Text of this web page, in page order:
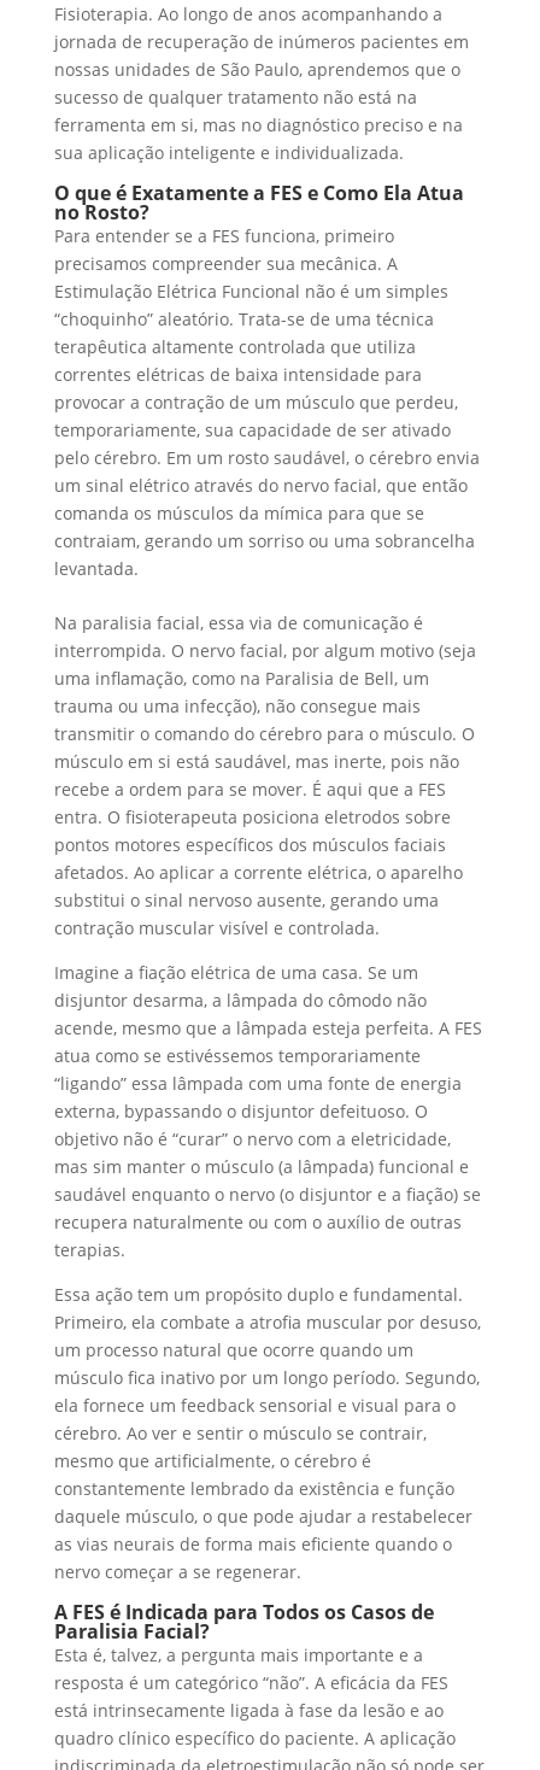
Fisioterapia. Ao longo de anos acompanhando a
jornada de recuperação de inúmeros pacientes em
nossas unidades de São Paulo, aprendemos que o
sucesso de qualquer tratamento não está na
ferramenta em si, mas no diagnóstico preciso e na
sua aplicação inteligente e individualizada.
O que é Exatamente a FESe Como Ela Atua
no Rosto?
Para entender se a FES funciona, primeiro
precisamos compreender sua mecânica. A
Estimulação Elétrica Funcional não é um simples
“choquinho” aleatório. Trata-se de uma técnica
terapêutica altamente controlada que utiliza
correntes elétricas de baixa intensidade para
provocar a contração de um músculo que perdeu,
temporariamente, sua capacidade de ser ativado
pelo cérebro. Em um rosto saudável, o cérebro envia
um sinal elétrico através do nervo facial, que então
comanda os músculos da mímica para que se
contraiam, gerando um sorriso ou uma sobrancelha
levantada.
Na paralisia facial, essa via de comunicação é
interrompida. O nervo facial, por algum motivo (seja
uma inflamação, como na Paralisia de Bell, um
trauma ou uma infecção), não consegue mais
transmitir o comando do cérebro para o músculo. O
músculo em si está saudável, mas inerte, pois não
recebe a ordem para se mover. É aqui que a FES
entra. O fisioterapeuta posiciona eletrodos sobre
pontos motores específicos dos músculos faciais
afetados. Ao aplicar a corrente elétrica, o aparelho
substitui o sinal nervoso ausente, gerando uma
contração muscular visível e controlada.
Imagine a fiação elétrica de uma casa. Se um
disjuntor desarma, a lâmpada do cômodo não
acende, mesmo que a lâmpada esteja perfeita. A FES
atua como se estivéssemos temporariamente
“ligando” essa lâmpada com uma fonte de energia
externa, bypassando o disjuntor defeituoso. O
objetivo não é “curar” o nervo com a eletricidade,
mas sim manter o músculo (a lâmpada) funcional e
saudável enquanto o nervo (o disjuntor e a fiação) se
recupera naturalmente ou com o auxílio de outras
terapias.
Essa ação tem um propósito duplo e fundamental.
Primeiro, ela combate a atrofia muscular por desuso,
um processo natural que ocorre quando um
músculo fica inativo por um longo período. Segundo,
ela fornece um feedback sensorial e visual para o
cérebro. Ao ver e sentir o músculo se contrair,
mesmo que artificialmente, o cérebro é
constantemente lembrado da existência e função
daquele músculo, o que pode ajudar a restabelecer
as vias neurais de forma mais eficiente quando o
nervo começar a se regenerar.
A FES é Indicada para Todos os Casos de
Paralisia Facial?
Esta é, talvez, a pergunta mais importante e a
resposta é um categórico “não”. A eficácia da FES
está intrinsecamente ligada à fase da lesão e ao
quadro clínico específico do paciente. A aplicação